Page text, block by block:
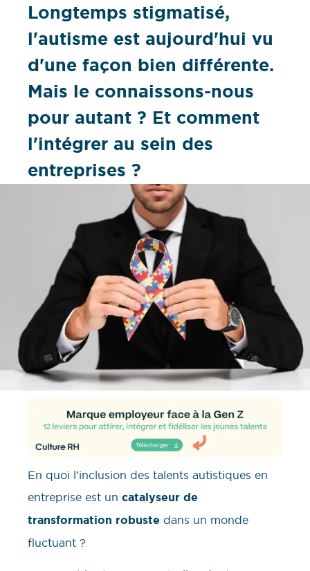
Longtemps stigmatisé,
l'autisme est aujourd'hui vu
d'une façon bien différente.
Mais le connaissons-nous
pour autant ? Et comment
l'intégrer au sein des
entreprises ?
En quoi l’inclusion des talents autistiques en
entreprise est un catalyseur de
transformation robuste dans un monde
fluctuant ?